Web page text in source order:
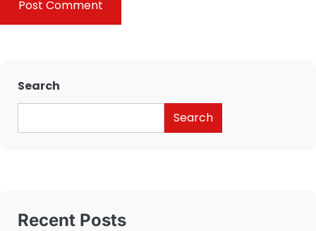
Search
Search
Recent Posts